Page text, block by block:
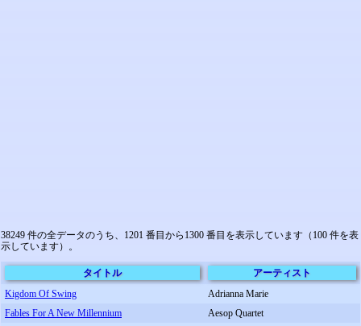
38249 件の全データのうち、1201 番目から1300 番目を表示しています（100 件を表
示しています）。
タイトル
アーティスト
Kigdom Of Swing
Adrianna Marie
Fables For A New Millennium
Aesop Quartet